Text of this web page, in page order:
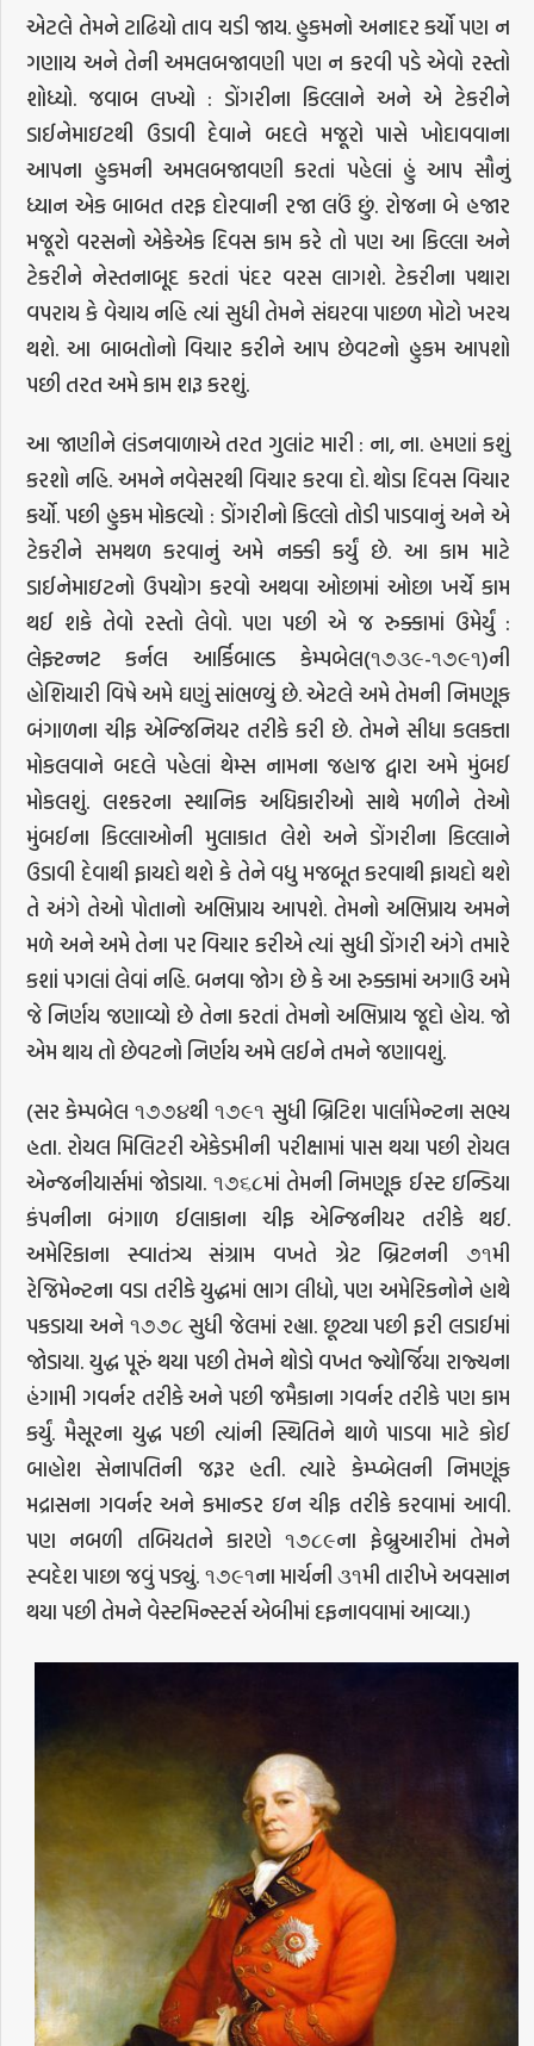
એટલે તેમને ટાઢિયો તાવ ચડી જાય. હુકમનો અનાદર કર્યો પણ ન
ગણાય અને તેની અમલબજાવણી પણ ન કરવી પડે એવો રસ્તો
શોધ્યો. જવાબ લખ્યો : ડોંગરીના કિલ્લાને અને એ ટેકરીને
ડાઈનેમાઇટથી ઉડાવી દેવાને બદલે મજૂરો પાસે ખોદાવવાના
આપના હુકમની અમલબજાવણી કરતાં પહેલાં હું આપ સૌનું
ધ્યાન એક બાબત તરફ દોરવાની રજા લઉં છું. રોજના બે હજાર
મજૂરો વરસનો એકેએક દિવસ કામ કરે તો પણ આ કિલ્લા અને
ટેકરીને નેસ્તનાબૂદ કરતાં પંદર વરસ લાગશે. ટેકરીના પથારા
વપરાય કે વેચાય નહિ ત્યાં સુધી તેમને સંઘરવા પાછળ મોટો ખરચ
થશે. આ બાબતોનો વિચાર કરીને આપ છેવટનો હુકમ આપશો
પછી તરત અમે કામ શરૂ કરશું.
આ જાણીને લંડનવાળાએ તરત ગુલાંટ મારી : ના, ના. હમણાં કશું
કરશો નહિ. અમને નવેસરથી વિચાર કરવા દો. થોડા દિવસ વિચાર
કર્યો. પછી હુકમ મોકલ્યો : ડોંગરીનો કિલ્લો તોડી પાડવાનું અને એ
ટેકરીને સમથળ કરવાનું અમે નક્કી કર્યું છે. આ કામ માટે
ડાઈનેમાઇટનો ઉપયોગ કરવો અથવા ઓછામાં ઓછા ખર્ચે કામ
થઈ શકે તેવો રસ્તો લેવો. પણ પછી એ જ રુક્કામાં ઉમેર્યું :
લેફ્ટન્નટ કર્નલ આર્કિબાલ્ડ કેમ્પબેલ(૧૭૩૯-૧૭૯૧)ની
હોશિયારી વિષે અમે ઘણું સાંભળ્યું છે. એટલે અમે તેમની નિમણૂક
બંગાળના ચીફ એન્જિનિયર તરીકે કરી છે. તેમને સીધા કલકત્તા
મોકલવાને બદલે પહેલાં થેમ્સ નામના જહાજ દ્વારા અમે મુંબઈ
મોકલશું. લશ્કરના સ્થાનિક અધિકારીઓ સાથે મળીને તેઓ
મુંબઈના કિલ્લાઓની મુલાકાત લેશે અને ડોંગરીના કિલ્લાને
ઉડાવી દેવાથી ફાયદો થશે કે તેને વધુ મજબૂત કરવાથી ફાયદો થશે
તે અંગે તેઓ પોતાનો અભિપ્રાય આપશે. તેમનો અભિપ્રાય અમને
મળે અને અમે તેના પર વિચાર કરીએ ત્યાં સુધી ડોંગરી અંગે તમારે
કશાં પગલાં લેવાં નહિ. બનવા જોગ છે કે આ રુક્કામાં અગાઉ અમે
જે નિર્ણય જણાવ્યો છે તેના કરતાં તેમનો અભિપ્રાય જૂદો હોય. જો
એમ થાય તો છેવટનો નિર્ણય અમે લઈને તમને જણાવશું.
(સર કેમ્પબેલ ૧૭૭૪થી ૧૭૯૧ સુધી બ્રિટિશ પાર્લામેન્ટના સભ્ય
હતા. રોયલ મિલિટરી એકેડમીની પરીક્ષામાં પાસ થયા પછી રોયલ
એન્જનીયાર્સમાં જોડાયા. ૧૭૬૮માં તેમની નિમણૂક ઈસ્ટ ઇન્ડિયા
કંપનીના બંગાળ ઈલાકાના ચીફ એન્જિનીયર તરીકે થઈ.
અમેરિકાના સ્વાતંત્ર્ય સંગ્રામ વખતે ગ્રેટ બ્રિટનની ૭૧મી
રેજિમેન્ટના વડા તરીકે યુદ્ધમાં ભાગ લીધો, પણ અમેરિકનોને હાથે
પકડાયા અને ૧૭૭૮ સુધી જેલમાં રહ્યા. છૂટ્યા પછી ફરી લડાઈમાં
જોડાયા. યુદ્ધ પૂરું થયા પછી તેમને થોડો વખત જ્યોર્જિયા રાજ્યના
હંગામી ગવર્નર તરીકે અને પછી જમૈકાના ગવર્નર તરીકે પણ કામ
કર્યું. મૈસૂરના યુદ્ધ પછી ત્યાંની સ્થિતિને થાળે પાડવા માટે કોઈ
બાહોશ સેનાપતિની જરૂર હતી. ત્યારે કેમ્પ્બેલની નિમણૂંક
મદ્રાસના ગવર્નર અને કમાન્ડર ઇન ચીફ તરીકે કરવામાં આવી.
પણ નબળી તબિયતને કારણે ૧૭૮૯ના ફેબ્રુઆરીમાં તેમને
સ્વદેશ પાછા જવું પડ્યું. ૧૭૯૧ના માર્ચની ૩૧મી તારીખે અવસાન
થયા પછી તેમને વેસ્ટમિન્સ્ટર્સ એબીમાં દફનાવવામાં આવ્યા.)